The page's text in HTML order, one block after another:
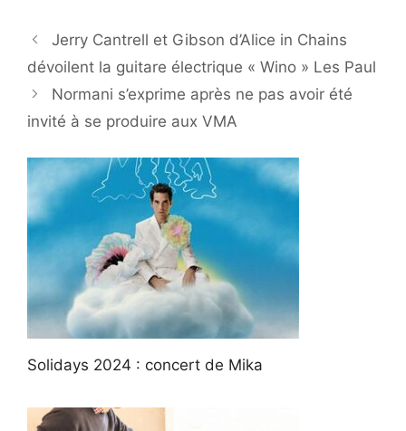
Jerry Cantrell et Gibson d’Alice in Chains
dévoilent la guitare électrique « Wino » Les Paul
Normani s’exprime après ne pas avoir été
invité à se produire aux VMA
Solidays 2024 : concert de Mika